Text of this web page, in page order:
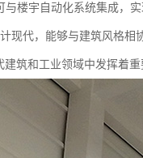
楼宇自动化系统集成，实
现代，能够与建筑风格相
筑和工业领域中发挥着重